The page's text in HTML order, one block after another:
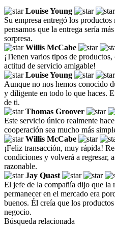
Louise Young
Su empresa entregó los
pensamos que la entrega sería
sorpresa.
Willis McCabe
¡Tienen varios tipos de
actitud de servicio amigable!
Louise Young
Aunque no nos hemos conocido
y diligente en todo lo que haces.
de ti.
Thomas Groover
Este servicio único realmente
cooperación sea mucho más
Willis McCabe
¡Feliz transacción, muy rápida!
condiciones y volverá a regresar,
razonable.
Jay Quast
El jefe de la compañía dijo que la
permanecer en el mercado era
buenos. Él creía que los
negocio.
Búsqueda relacionada